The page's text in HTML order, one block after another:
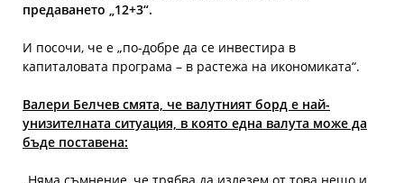
предаването „12+3“.
И посочи, че е „по-добре да се инвестира в
капиталовата програма – в растежа на икономиката“.
Валери Белчев смята, че валутният борд е най-
унизителната ситуация, в която една валута може да
бъде поставена: